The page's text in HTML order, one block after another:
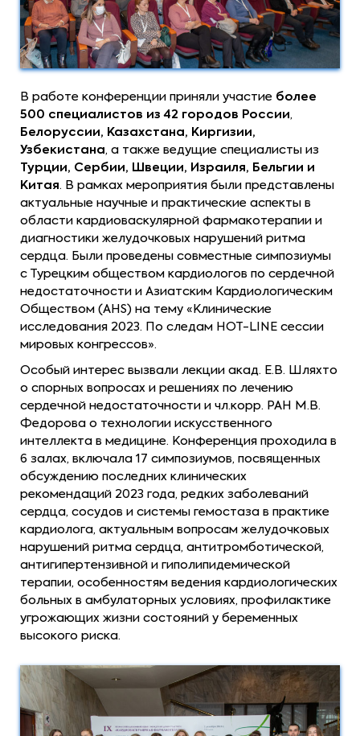
В работе конференции приняли участие более
500 специалистов из 42 городов России,
Белоруссии, Казахстана, Киргизии,
Узбекистана, а также ведущие специалисты из
Турции, Сербии, Швеции, Израиля, Бельгии и
Китая. В рамках мероприятия были представлены
актуальные научные и практические аспекты в
области кардиоваскулярной фармакотерапии и
диагностики желудочковых нарушений ритма
сердца. Были проведены совместные симпозиумы
с Турецким обществом кардиологов по сердечной
недостаточности и Азиатским Кардиологическим
Обществом (AHS) на тему «Клинические
исследования 2023. По следам HOT-LINE сессии
мировых конгрессов».
Особый интерес вызвали лекции акад. Е.В. Шляхто
о спорных вопросах и решениях по лечению
сердечной недостаточности и чл.корр. РАН М.В.
Федорова о технологии искусственного
интеллекта в медицине. Конференция проходила в
6 залах, включала 17 симпозиумов, посвященных
обсуждению последних клинических
рекомендаций 2023 года, редких заболеваний
сердца, сосудов и системы гемостаза в практике
кардиолога, актуальным вопросам желудочковых
нарушений ритма сердца, антитромботической,
антигипертензивной и гиполипидемической
терапии, особенностям ведения кардиологических
больных в амбулаторных условиях, профилактике
угрожающих жизни состояний у беременных
высокого риска.